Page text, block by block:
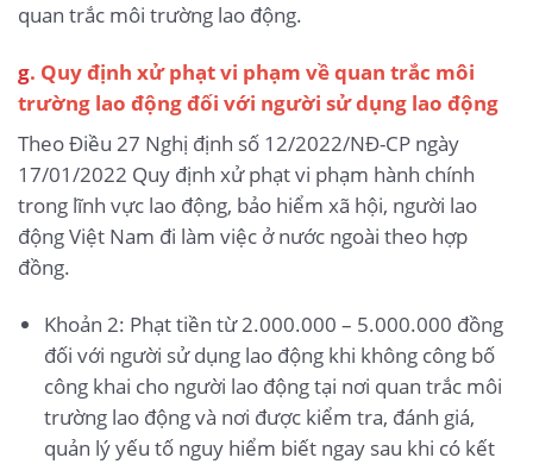
quan trắc môi trường lao động.
g. Quy định xử phạt vi phạm về quan trắc môi
trường lao động đối với người sử dụng lao động
Theo Điều 27 Nghị định số 12/2022/NĐ-CP ngày
17/01/2022 Quy định xử phạt vi phạm hành chính
trong lĩnh vực lao động, bảo hiểm xã hội, người lao
động Việt Nam đi làm việc ở nước ngoài theo hợp
đồng.
Khoản 2: Phạt tiền từ 2.000.000 – 5.000.000 đồng
đối với người sử dụng lao động khi không công bố
công khai cho người lao động tại nơi quan trắc môi
trường lao động và nơi được kiểm tra, đánh giá,
quản lý yếu tố nguy hiểm biết ngay sau khi có kết